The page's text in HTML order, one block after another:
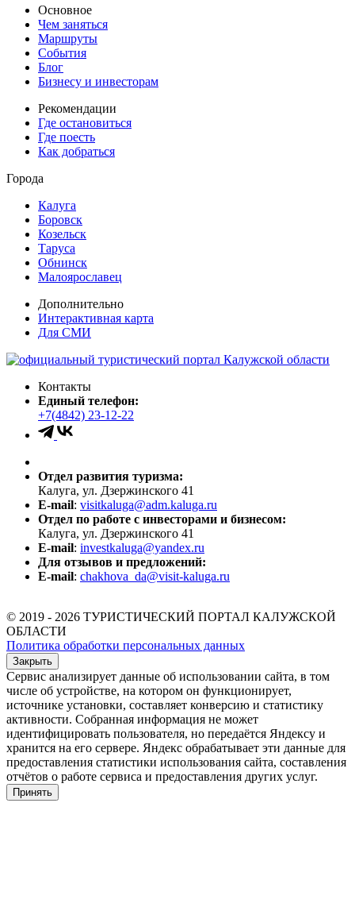
Основное
Чем заняться
Маршруты
События
Блог
Бизнесу и инвесторам
Рекомендации
Где остановиться
Где поесть
Как добраться
Города
Калуга
Боровск
Козельск
Таруса
Обнинск
Малоярославец
Дополнительно
Интерактивная карта
Для СМИ
Контакты
Единый телефон:
+7(4842) 23-12-22
Отдел развития туризма:
Калуга, ул. Дзержинского 41
E-mail: visitkaluga@adm.kaluga.ru
Отдел по работе с инвесторами и бизнесом:
Калуга, ул. Дзержинского 41
E-mail: investkaluga@yandex.ru
Для отзывов и предложений:
E-mail: chakhova_da@visit-kaluga.ru
© 2019 - 2026 ТУРИСТИЧЕСКИЙ ПОРТАЛ КАЛУЖСКОЙ
ОБЛАСТИ
Политика обработки персональных данных
Закрыть
Сервис анализирует данные об использовании сайта, в том
числе об устройстве, на котором он функционирует,
источнике установки, составляет конверсию и статистику
активности. Собранная информация не может
идентифицировать пользователя, но передаётся Яндексу и
хранится на его сервере. Яндекс обрабатывает эти данные для
предоставления статистики использования сайта, составления
отчётов о работе сервиса и предоставления других услуг.
Принять